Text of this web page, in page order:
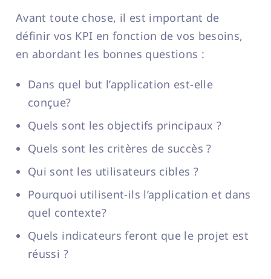
Avant toute chose, il est important de
définir vos KPI en fonction de vos besoins,
en abordant les bonnes questions :
Dans quel but l’application est-elle
conçue?
Quels sont les objectifs principaux ?
Quels sont les critères de succès ?
Qui sont les utilisateurs cibles ?
Pourquoi utilisent-ils l’application et dans
quel contexte?
Quels indicateurs feront que le projet est
réussi ?